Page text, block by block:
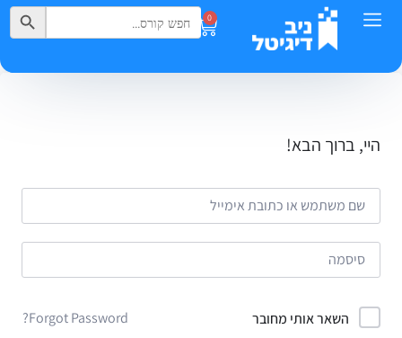
0
Search
for:
Search Button
היי, ברוך הבא!
השאר אותי מחובר Forgot Password?